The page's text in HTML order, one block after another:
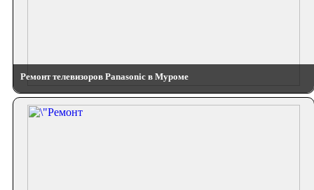
Ремонт телевизоров Panasonic в Муроме